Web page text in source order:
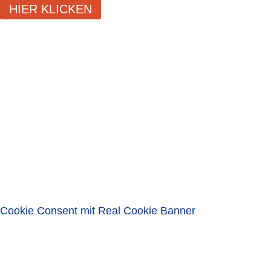
HIER KLICKEN
Cookie Consent mit Real Cookie Banner